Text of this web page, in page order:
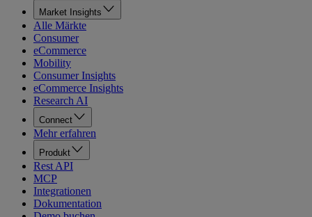
Market Insights
Alle Märkte
Consumer
eCommerce
Mobility
Consumer Insights
eCommerce Insights
Research AI
Connect
Mehr erfahren
Produkt
Rest API
MCP
Integrationen
Dokumentation